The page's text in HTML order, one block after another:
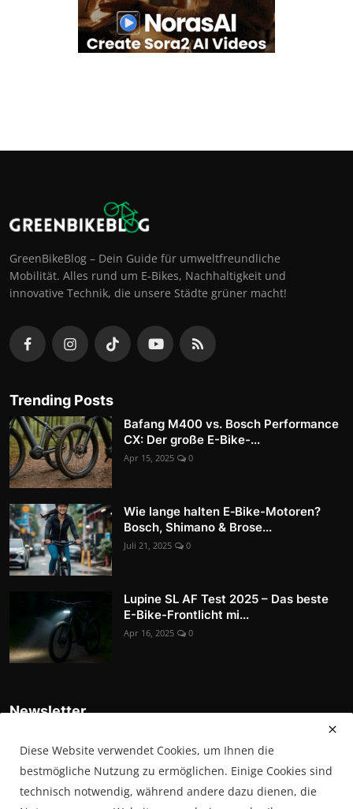
GreenBikeBlog – Dein Guide für umweltfreundliche
Mobilität. Alles rund um E-Bikes, Nachhaltigkeit und
innovative Technik, die unsere Städte grüner macht!
Trending Posts
Bafang M400 vs. Bosch Performance
CX: Der große E-Bike-...
Apr 15, 2025 0
Wie lange halten E‑Bike-Motoren?
Bosch, Shimano & Brose...
Juli 21, 2025 0
Lupine SL AF Test 2025 – Das beste
E-Bike-Frontlicht mi...
Apr 16, 2025 0
Newsletter
neuesten Nachrichten, Updates und Sonderangebote direkt in
Ihrem Posteingang zu erhalten
Diese Website verwendet Cookies, um Ihnen die
bestmögliche Nutzung zu ermöglichen. Einige Cookies sind
technisch notwendig, während andere dazu dienen, die